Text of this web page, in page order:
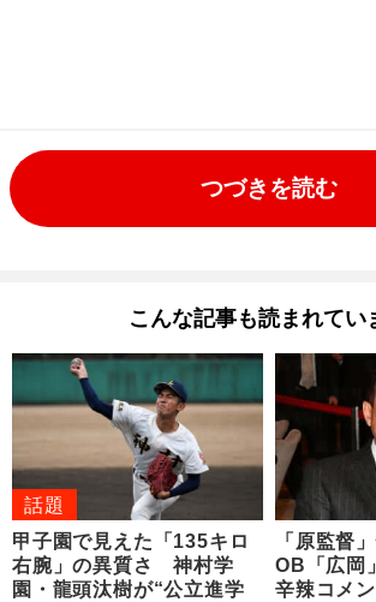
つづきを読む
こんな記事も読まれてい
話題
甲子園で見えた「135キロ
右腕」の異質さ 神村学
園・龍頭汰樹が“公立進学
「原監督
OB「広岡
辛辣コメ